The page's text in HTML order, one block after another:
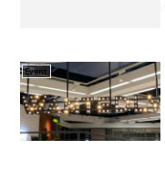
Event